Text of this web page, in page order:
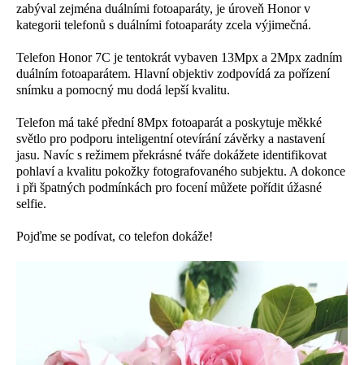
zabýval zejména duálními fotoaparáty, je úroveň Honor v
kategorii telefonů s duálními fotoaparáty zcela výjimečná.
Telefon Honor 7C je tentokrát vybaven 13Mpx a 2Mpx zadním
duálním fotoaparátem. Hlavní objektiv zodpovídá za pořízení
snímku a pomocný mu dodá lepší kvalitu.
Telefon má také přední 8Mpx fotoaparát a poskytuje měkké
světlo pro podporu inteligentní otevírání závěrky a nastavení
jasu. Navíc s režimem překrásné tváře dokážete identifikovat
pohlaví a kvalitu pokožky fotografovaného subjektu. A dokonce
i při špatných podmínkách pro focení můžete pořídit úžasné
selfie.
Pojďme se podívat, co telefon dokáže!